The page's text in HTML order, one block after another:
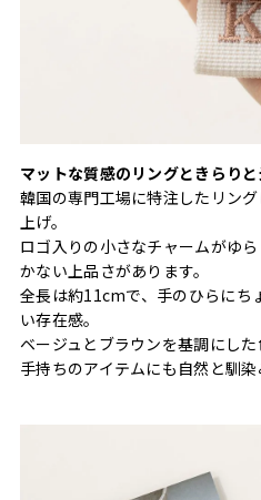
マットな質感のリングときらり
韓国の専門工場に特注したリン
上げ。
ロゴ入りの小さなチャームがゆ
かない上品さがあります。
全長は約11cmで、手のひらにち
い存在感。
ベージュとブラウンを基調にし
手持ちのアイテムにも自然と馴染